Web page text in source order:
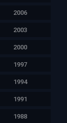
2006
2003
2000
1997
1994
1991
1988